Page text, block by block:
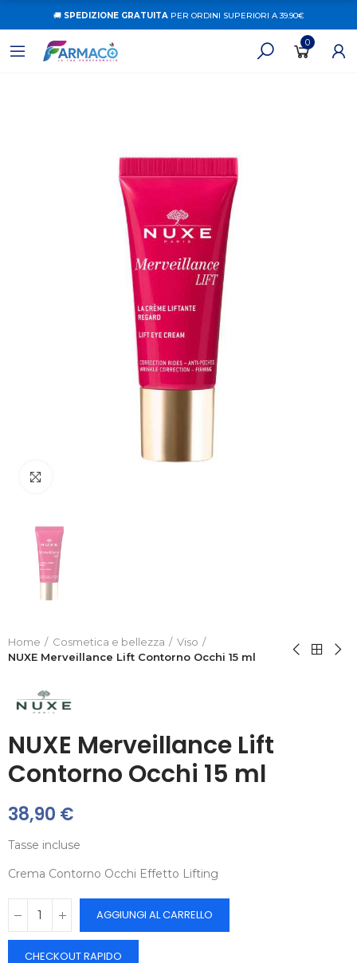
🚚 SPEDIZIONE GRATUITAPER ORDINI SUPERIORI A 39.90€
0
Home Cosmetica e bellezza
Viso
NUXE Merveillance Lift Contorno Occhi 15 ml
NUXE Merveillance Lift
Contorno Occhi 15 ml
38,90 €
Tasse incluse
Crema Contorno Occhi Effetto Lifting
AGGIUNGI AL CARRELLO
CHECKOUT RAPIDO